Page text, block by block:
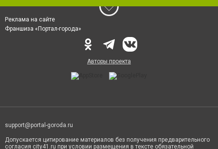
Реклама на сайте
Франшиза «Портал-города»
Авторы проекта
support@portal-goroda.ru
Допускается цитирование материалов без получения предварительного
согласия city41.ru при условии размещения в тексте обязательной